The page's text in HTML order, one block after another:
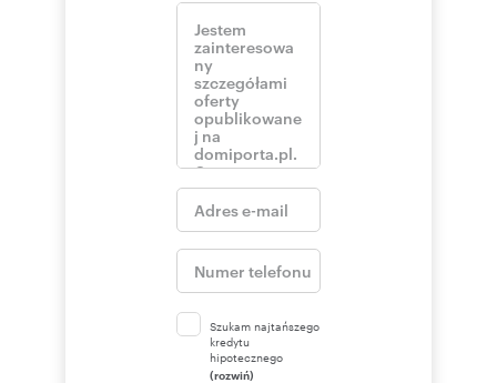
Szukam najtańszego
kredytu
hipotecznego
(rozwiń)